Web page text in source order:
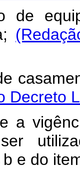
Decreto
e do